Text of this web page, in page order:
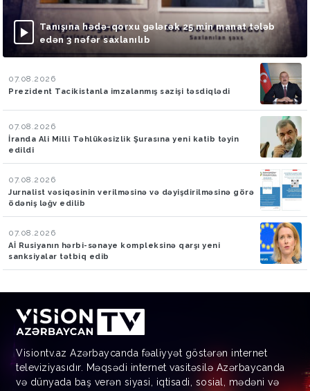
Tanışına hədə-qorxu gələrək 25 min manat tələb
edən 3 nəfər saxlanılıb
07.08.2026
Prezident Tacikistanla imzalanmış sazişi təsdiqlədi
07.08.2026
İranda Ali Milli Təhlükəsizlik Şurasına yeni katib təyin
edildi
07.08.2026
Jurnalist vəsiqəsinin verilməsinə və dəyişdirilməsinə görə
ödəniş ləğv edilib
07.08.2026
Aİ Rusiyanın hərbi-sənaye kompleksinə qarşı yeni
sanksiyalar tətbiq edib
Visiontv.az Azərbaycanda fəaliyyət göstərən internet
televiziyasıdır. Məqsədi internet vasitəsilə Azərbaycanda
və dünyada baş verən siyasi, iqtisadi, sosial, mədəni və